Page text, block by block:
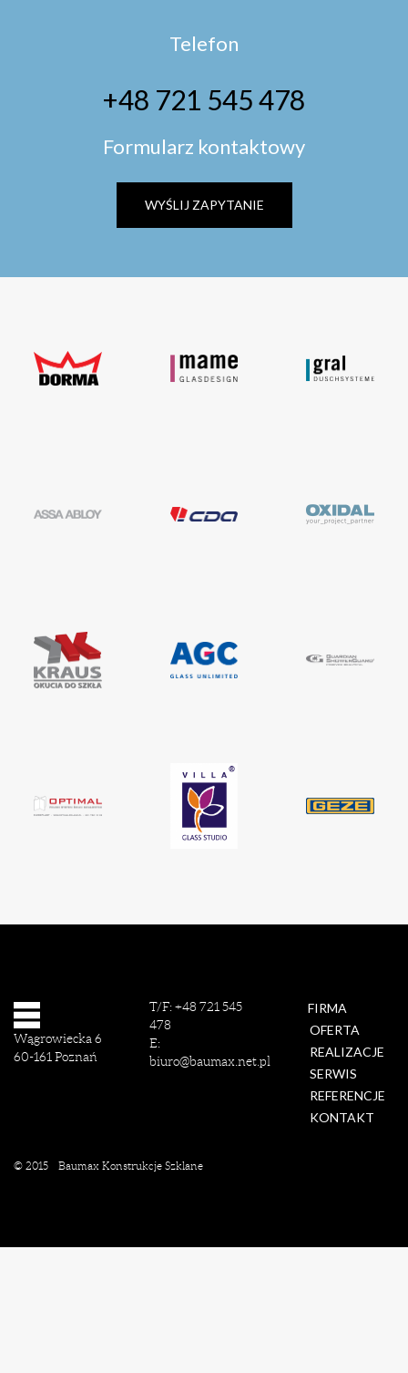
Telefon
+48 721 545 478
Formularz kontaktowy
WYŚLIJ ZAPYTANIE
Wągrowiecka 6
60-161 Poznań
T/F:+48 721 545
478
E:
biuro@baumax.net.pl
FIRMA
OFERTA
REALIZACJE
SERWIS
REFERENCJE
KONTAKT
© 2015 Baumax Konstrukcje Szklane